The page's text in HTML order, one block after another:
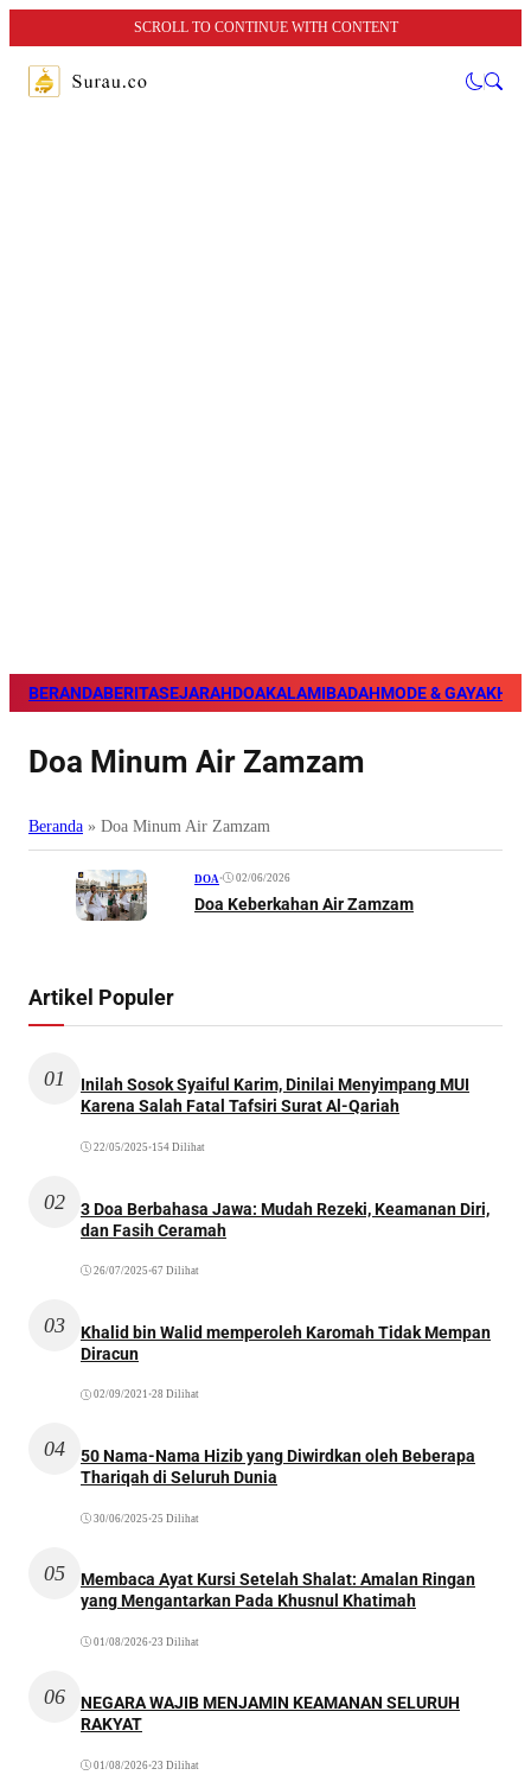
SCROLL TO CONTINUE WITH CONTENT
BERANDABERITASEJARAHDOAKALAMIBADAHMODE & GAYA
Doa Minum Air Zamzam
Beranda » Doa Minum Air Zamzam
DOA • 02/06/2026
Doa Keberkahan Air Zamzam
Artikel Populer
01
Inilah Sosok Syaiful Karim, Dinilai Menyimpang MUI
Karena Salah Fatal Tafsiri Surat Al-Qariah
22/05/2025 •154 Dilihat
02
3 Doa Berbahasa Jawa: Mudah Rezeki, Keamanan Diri,
dan Fasih Ceramah
26/07/2025 •67 Dilihat
03
Khalid bin Walid memperoleh Karomah Tidak Mempan
Diracun
02/09/2021 •28 Dilihat
04
50 Nama-Nama Hizib yang Diwirdkan oleh Beberapa
Thariqah di Seluruh Dunia
30/06/2025 •25 Dilihat
05
Membaca Ayat Kursi Setelah Shalat: Amalan Ringan
yang Mengantarkan Pada Khusnul Khatimah
01/08/2026•23 Dilihat
06
NEGARA WAJIB MENJAMIN KEAMANAN SELURUH
RAKYAT
01/08/2026•23 Dilihat